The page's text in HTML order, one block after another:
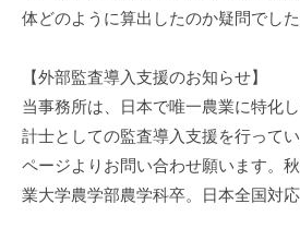
体どのように算出したのか疑問でした
【外部監査導入支援のお知らせ】
当事務所は、日本で唯一農業に特化
計士としての監査導入支援を行って
ページよりお問い合わせ願います。
業大学農学部農学科卒。日本全国対応